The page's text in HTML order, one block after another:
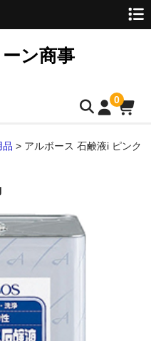
ン商事
0
品 > アルボース 石鹸液i ピンク